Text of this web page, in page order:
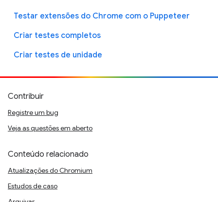
Testar extensões do Chrome com o Puppeteer
Criar testes completos
Criar testes de unidade
Contribuir
Registre um bug
Veja as questões em aberto
Conteúdo relacionado
Atualizações do Chromium
Estudos de caso